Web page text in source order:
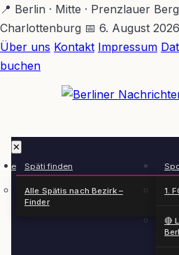
Zum
Hauptinhalt
springen
📍 Berlin · Mitte · Prenzlauer
Charlottenburg 📅 6. August 2026
Über uns Kontakt Impressum
buchen
✕
Späti finden
Alle Spätis nach Bezirk –
Finder
1.
🔴